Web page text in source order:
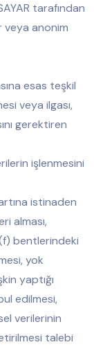
tarafından
veya anonim
esas teşkil
veya ilgası,
gerektiren
işlenmesini
istinaden
alması,
(f) bentlerindeki
yok
yaptığı
edilmesi,
verilerinin
talebi